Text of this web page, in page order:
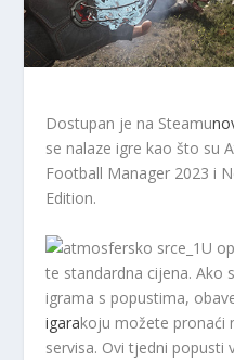
Dostupan je na Steamu
se nalaze igre kao što su
Football Manager 2023 i
Edition.
U
te standardna cijena. Ako
igrama s popustima,
igarakoju možete pronaći
servisa. Ovi tjedni popusti